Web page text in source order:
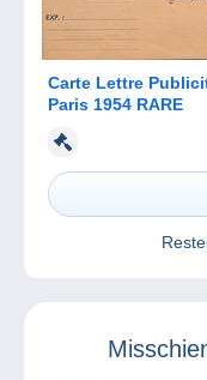
Carte Lettre
Paris 1954 RARE